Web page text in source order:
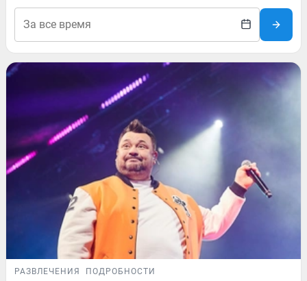
РАЗВЛЕЧЕНИЯ ПОДРОБНОСТИ